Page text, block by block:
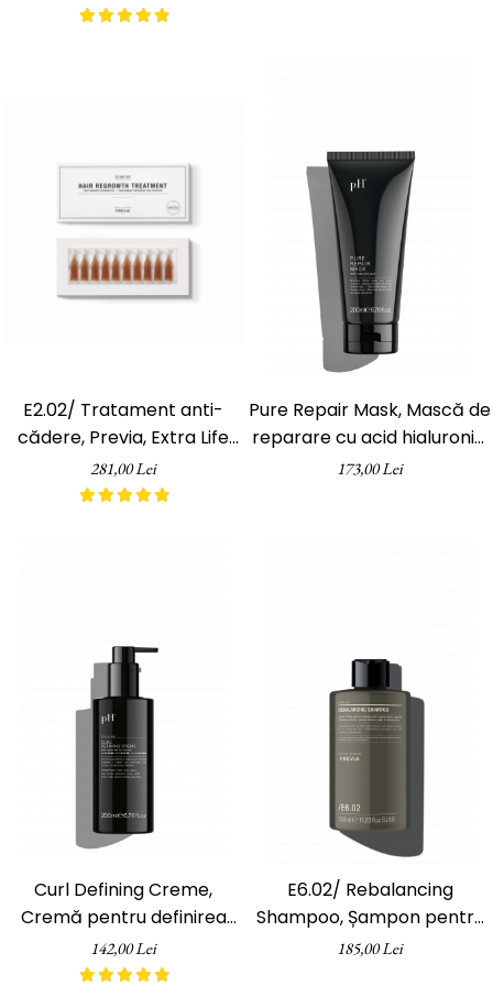
E2.02/ Tratament anti-
cădere, Previa, Extra Life
Hair Regrowth 10 x 3 ml
281,00 Lei
Pure Repair Mask, Mască de
reparare cu acid hialuronic,
pH Laboratories, 200 ml
173,00 Lei
Curl Defining Creme,
Cremă pentru definirea
buclelor, pH Laboratories,
200 ml
142,00 Lei
E6.02/ Rebalancing
Shampoo, Șampon pentru
păr și scalp gras, 350ml
185,00 Lei